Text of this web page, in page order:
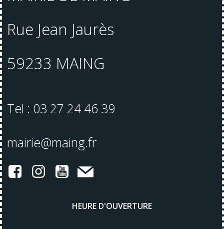
Rue Jean Jaurès
59233 MAING
Tel : 03 27 24 46 39
mairie@maing.fr
HEURE D'OUVERTURE